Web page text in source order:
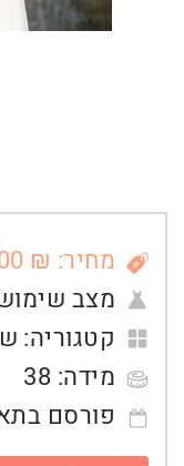
מחיר: ₪ 6500
מצב
קטגוריה:
מידה: 38
פורסם